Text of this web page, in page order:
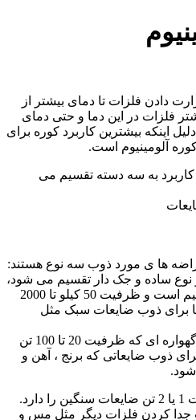
دادن فلزات تا دمای بیشتر از
بیشتر فلزات در این دما و حتی دمای
اینکه بیشترین کاربرد کوره برای
آلومینیوم است.
کاربرد به سه دسته تقسیم می
ها ی مورد ذوب سه نوع هستند:
نوع ساده و جک دار تقسیم می شود،
این کوره از نوع آتش غیر مستقیم است و ظرفیت 50 کیلو تا 2000
برای ذوب ضایعات سبک مثل
2. کوره های تیلتی، اتاقکی و یا گهواره ای که ظرفیت 20 تا 100 تن
ذوب ضایعاتی که برنج ، آهن و
3. کوره های آلوم کست ظرفیت 1 یا 2 تن ضایعات سنگین را دارد.
جدا کردن فلزات دیگر مثل مس و